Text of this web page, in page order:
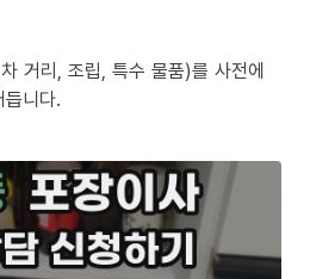
거리, 조립, 특수 물품)를 사전에
니다.